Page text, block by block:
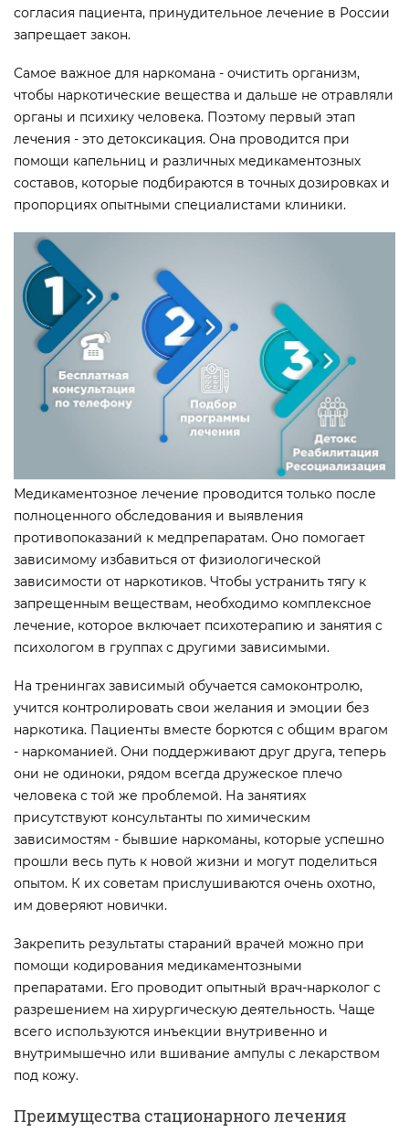
согласия пациента, принудительное лечение в России
запрещает закон.
Самое важное для наркомана - очистить организм,
чтобы наркотические вещества и дальше не отравляли
органы и психику человека. Поэтому первый этап
лечения - это детоксикация. Она проводится при
помощи капельниц и различных медикаментозных
составов, которые подбираются в точных дозировках и
пропорциях опытными специалистами клиники.
Медикаментозное лечение проводится только после
полноценного обследования и выявления
противопоказаний к медпрепаратам. Оно помогает
зависимому избавиться от физиологической
зависимости от наркотиков. Чтобы устранить тягу к
запрещенным веществам, необходимо комплексное
лечение, которое включает психотерапию и занятия с
психологом в группах с другими зависимыми.
На тренингах зависимый обучается самоконтролю,
учится контролировать свои желания и эмоции без
наркотика. Пациенты вместе борются с общим врагом
- наркоманией. Они поддерживают друг друга, теперь
они не одиноки, рядом всегда дружеское плечо
человека с той же проблемой. На занятиях
присутствуют консультанты по химическим
зависимостям - бывшие наркоманы, которые успешно
прошли весь путь к новой жизни и могут поделиться
опытом. К их советам прислушиваются очень охотно,
им доверяют новички.
Закрепить результаты стараний врачей можно при
помощи кодирования медикаментозными
препаратами. Его проводит опытный врач-нарколог с
разрешением на хирургическую деятельность. Чаще
всего используются инъекции внутривенно и
внутримышечно или вшивание ампулы с лекарством
под кожу.
Преимущества стационарного лечения